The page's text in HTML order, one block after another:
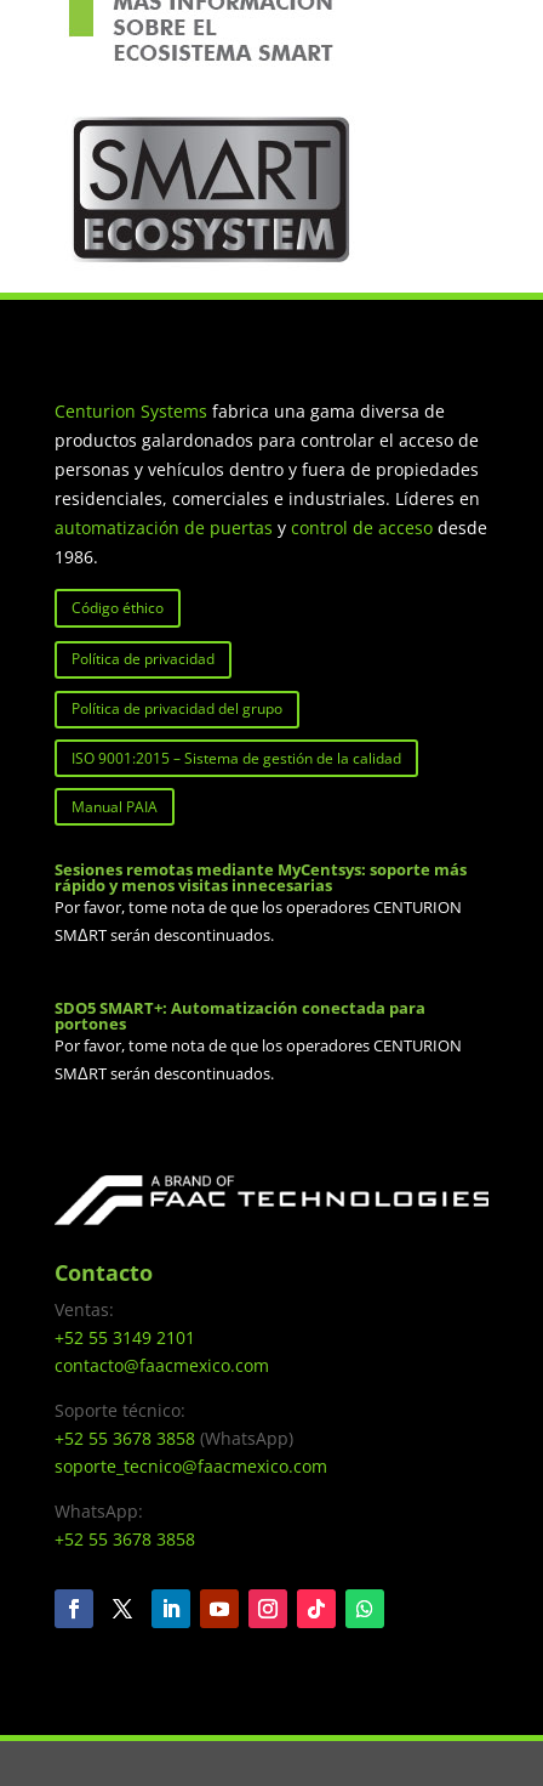
Centurion Systems fabrica una gama diversa de
productos galardonados para controlar el acceso de
personas y vehículos dentro y fuera de propiedades
residenciales, comerciales e industriales. Líderes en
automatización de puertas y control de accesodesde
1986.
Código éthico
Política de privacidad
Política de privacidad del grupo
ISO 9001:2015 – Sistema de gestión de la calidad
Manual PAIA
Sesiones remotas mediante MyCentsys: soporte más
rápido y menos visitas innecesarias
Por favor, tome nota de que los operadores CENTURION
SMΔRT serán descontinuados.
SDO5 SMART+: Automatización conectada para
portones
Por favor, tome nota de que los operadores CENTURION
SMΔRT serán descontinuados.
Contacto
Ventas:
+52 55 3149 2101
contacto@faacmexico.com
Soporte técnico:
+52 55 3678 3858(WhatsApp)
soporte_tecnico@faacmexico.com
WhatsApp:
+52 55 3678 3858